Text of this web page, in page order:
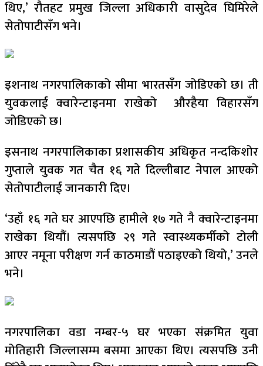
थिए,’ रौतहट प्रमुख जिल्ला अधिकारी वासुदेव घिमिरेले
सेतोपाटीसँग भने।
इशनाथ नगरपालिकाको सीमा भारतसँग जोडिएको छ। ती
युवकलाई क्वारेन्टाइनमा राखेको औरहैया विहारसँग
जोडिएको छ।
इसनाथ नगरपालिकाका प्रशासकीय अधिकृत नन्दकिशोर
गुप्ताले युवक गत चैत १६ गते दिल्लीबाट नेपाल आएको
सेतोपाटीलाई जानकारी दिए।
‘उहाँ १६ गते घर आएपछि हामीले १७ गते नै क्वारेन्टाइनमा
राखेका थियौं। त्यसपछि २९ गते स्वास्थ्यकर्मीको टोली
आएर नमूना परीक्षण गर्न काठमाडौं पठाइएको थियो,’ उनले
भने।
नगरपालिका वडा नम्बर-५ घर भएका संक्रमित युवा
मोतिहारी जिल्लासम्म बसमा आएका थिए। त्यसपछि उनी